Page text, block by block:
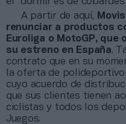
A partir de aquí,
renunciar a productos
Euroliga o MotoGP, que
su estreno en España.
contrato que en su
la oferta de
cuyo acuerdo de
que sus clientes tienen
ciclistas y todos los
Juegos.